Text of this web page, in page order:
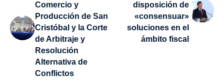
Comercio y
Producción de San
Cristóbal y la Corte
de Arbitraje y
Resolución
Alternativa de
Conflictos
disposición de
«consensuar»
soluciones en el
ámbito fiscal